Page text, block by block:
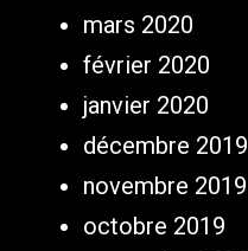
mars 2020
février 2020
janvier 2020
décembre 2019
novembre 2019
octobre 2019